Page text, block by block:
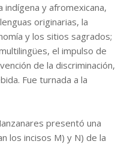
y afromexicana,
originarias, la
y los sitios sagrados;
el impulso de
de la discriminación,
Fue turnada a la
presentó una
los incisos M) y N) de la